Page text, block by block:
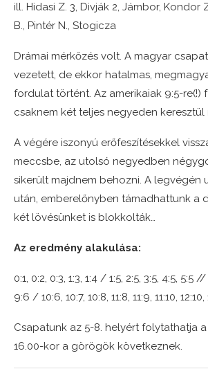
ill. Hidasi Z. 3, Divják 2, Jámbor, Kondor
B., Pintér N., Stogicza
Drámai mérkőzés volt. A magyar
vezetett, de ekkor hatalmas,
fordulat történt. Az amerikaiak 9:5-re(!)
csaknem két teljes negyeden
A végére iszonyú erőfeszítésekkel
meccsbe, az utolsó negyedben
sikerült majdnem behozni. A legvégén
után, emberelőnyben támadhattunk a
két lövésünket is blokkolták…
Az eredmény alakulása:
0:1, 0:2, 0:3, 1:3, 1:4 / 1:5, 2:5, 3:5, 4:5, 5:5
9:6 / 10:6, 10:7, 10:8, 11:8, 11:9, 11:10, 12:10,
Csapatunk az 5-8. helyért folytathatja
16.00-kor a görögök következnek.